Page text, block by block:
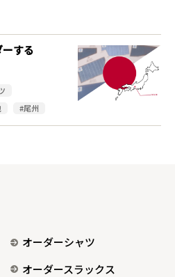
する
#尾州
オーダーシャツ
オーダースラックス